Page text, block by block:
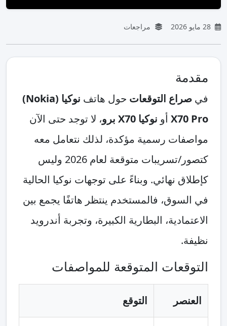
مراجعات
مقدمة
في صراع التوقعات حول هاتف
نوكيا (Nokia)
X70 Pro أو نوكيا X70 برو
، لا توجد حتى الآن
مواصفات رسمية مؤكدة، لذلك نتعامل معه
كتصور/تسريبات متوقعة لعام 2026 وليس
كإطلاق نهائي. وبناءً على توجهات نوكيا الحالية
في السوق، فالمستخدم ينتظر هاتفًا يجمع بين
الاعتمادية، البطارية الكبيرة، وتجربة أندرويد
نظيفة.
التوقعات المتوقعة للمواصفات
العنصر التوقع